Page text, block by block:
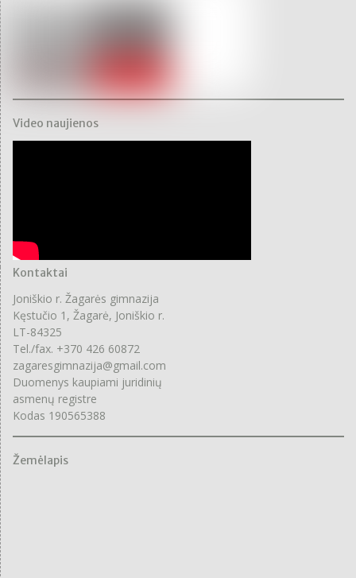
Video naujienos
Kontaktai
Joniškio r. Žagarės gimnazija
Kęstučio 1, Žagarė, Joniškio r.
LT-84325
Tel./fax. +370 426 60872
zagaresgimnazija@gmail.com
Duomenys kaupiami juridinių
asmenų registre
Kodas 190565388
Žemėlapis